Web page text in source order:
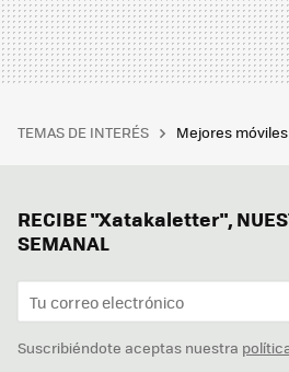
TEMAS DE INTERÉS Mejores móviles
RECIBE "Xatakaletter",
SEMANAL
Suscribiéndote aceptas nuestra